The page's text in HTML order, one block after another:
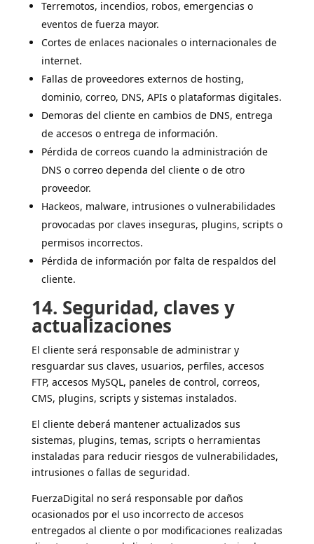
Terremotos, incendios, robos, emergencias o
eventos de fuerza mayor.
Cortes de enlaces nacionales o internacionales de
internet.
Fallas de proveedores externos de hosting,
dominio, correo, DNS, APIs o plataformas digitales.
Demoras del cliente en cambios de DNS, entrega
de accesos o entrega de información.
Pérdida de correos cuando la administración de
DNS o correo dependa del cliente o de otro
proveedor.
Hackeos, malware, intrusiones o vulnerabilidades
provocadas por claves inseguras, plugins, scripts o
permisos incorrectos.
Pérdida de información por falta de respaldos del
cliente.
14. Seguridad, claves y
actualizaciones
El cliente será responsable de administrar y
resguardar sus claves, usuarios, perfiles, accesos
FTP, accesos MySQL, paneles de control, correos,
CMS, plugins, scripts y sistemas instalados.
El cliente deberá mantener actualizados sus
sistemas, plugins, temas, scripts o herramientas
instaladas para reducir riesgos de vulnerabilidades,
intrusiones o fallas de seguridad.
FuerzaDigital no será responsable por daños
ocasionados por el uso incorrecto de accesos
entregados al cliente o por modificaciones realizadas